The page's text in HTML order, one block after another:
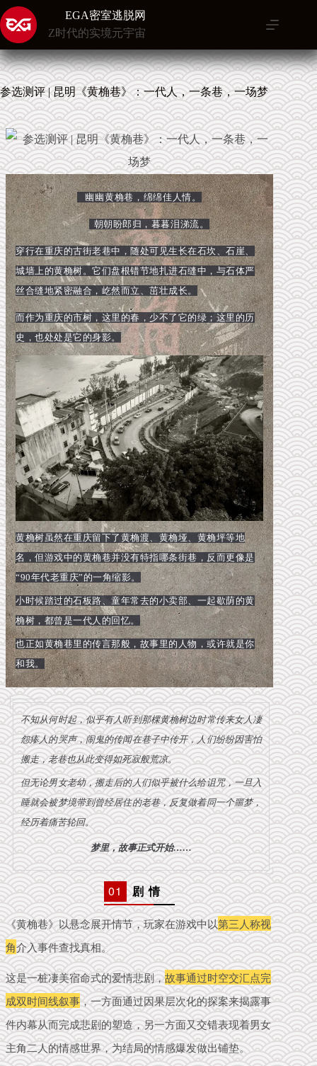
跳
至
内
容
EGA密室逃脱网
Z时代的实境元宇宙
参选测评 | 昆明《黄桷巷》：一代人，一条巷，一场梦
幽幽黄桷巷，绵绵佳人情。
朝朝盼郎归， 暮暮泪涕流。
穿行在重庆的古街老巷中，随处可见生长在石坎、石崖、
城墙上的黄桷树。它们盘根错节地扎进石缝中，与石体严
丝合缝地紧密融合，屹然而立、茁壮成长。
而作为重庆的市树，这里的春，少不了它的绿；这里的历
史，也处处是它的身影。
黄桷树虽然在重庆留下了黄桷渡、黄桷垭、黄桷坪等地
名，但游戏中的黄桷巷并没有特指哪条街巷，反而更像是
“90年代老重庆”的一角缩影。
小时候踏过的石板路、童年常去的小卖部、一起歇荫的黄
桷树，都曾是一代人的回忆。
也正如黄桷巷里的传言那般，故事里的人物，或许就是你
和我。
不知从何时起，似乎有人听到那棵黄桷树边时常传来女人凄
怨瘆人的哭声，闹鬼的传闻在巷子中传开，人们纷纷因害怕
搬走，老巷也从此变得如死寂般荒凉。
但无论男女老幼，搬走后的人们似乎被什么给诅咒，一旦入
睡就会被梦境带到曾经居住的老巷，反复做着同一个噩梦，
经历着痛苦轮回。
梦里，故事正式开始……
01 剧 情
《黄桷巷》以悬念展开情节，玩家在游戏中以第三人称视
角介入事件查找真相。
这是一桩凄美宿命式的爱情悲剧，故事通过时空交汇点完
成双时间线叙事，一方面通过因果层次化的探案来揭露事
件内幕从而完成悲剧的塑造，另一方面又交错表现着男女
主角二人的情感世界，为结局的情感爆发做出铺垫。